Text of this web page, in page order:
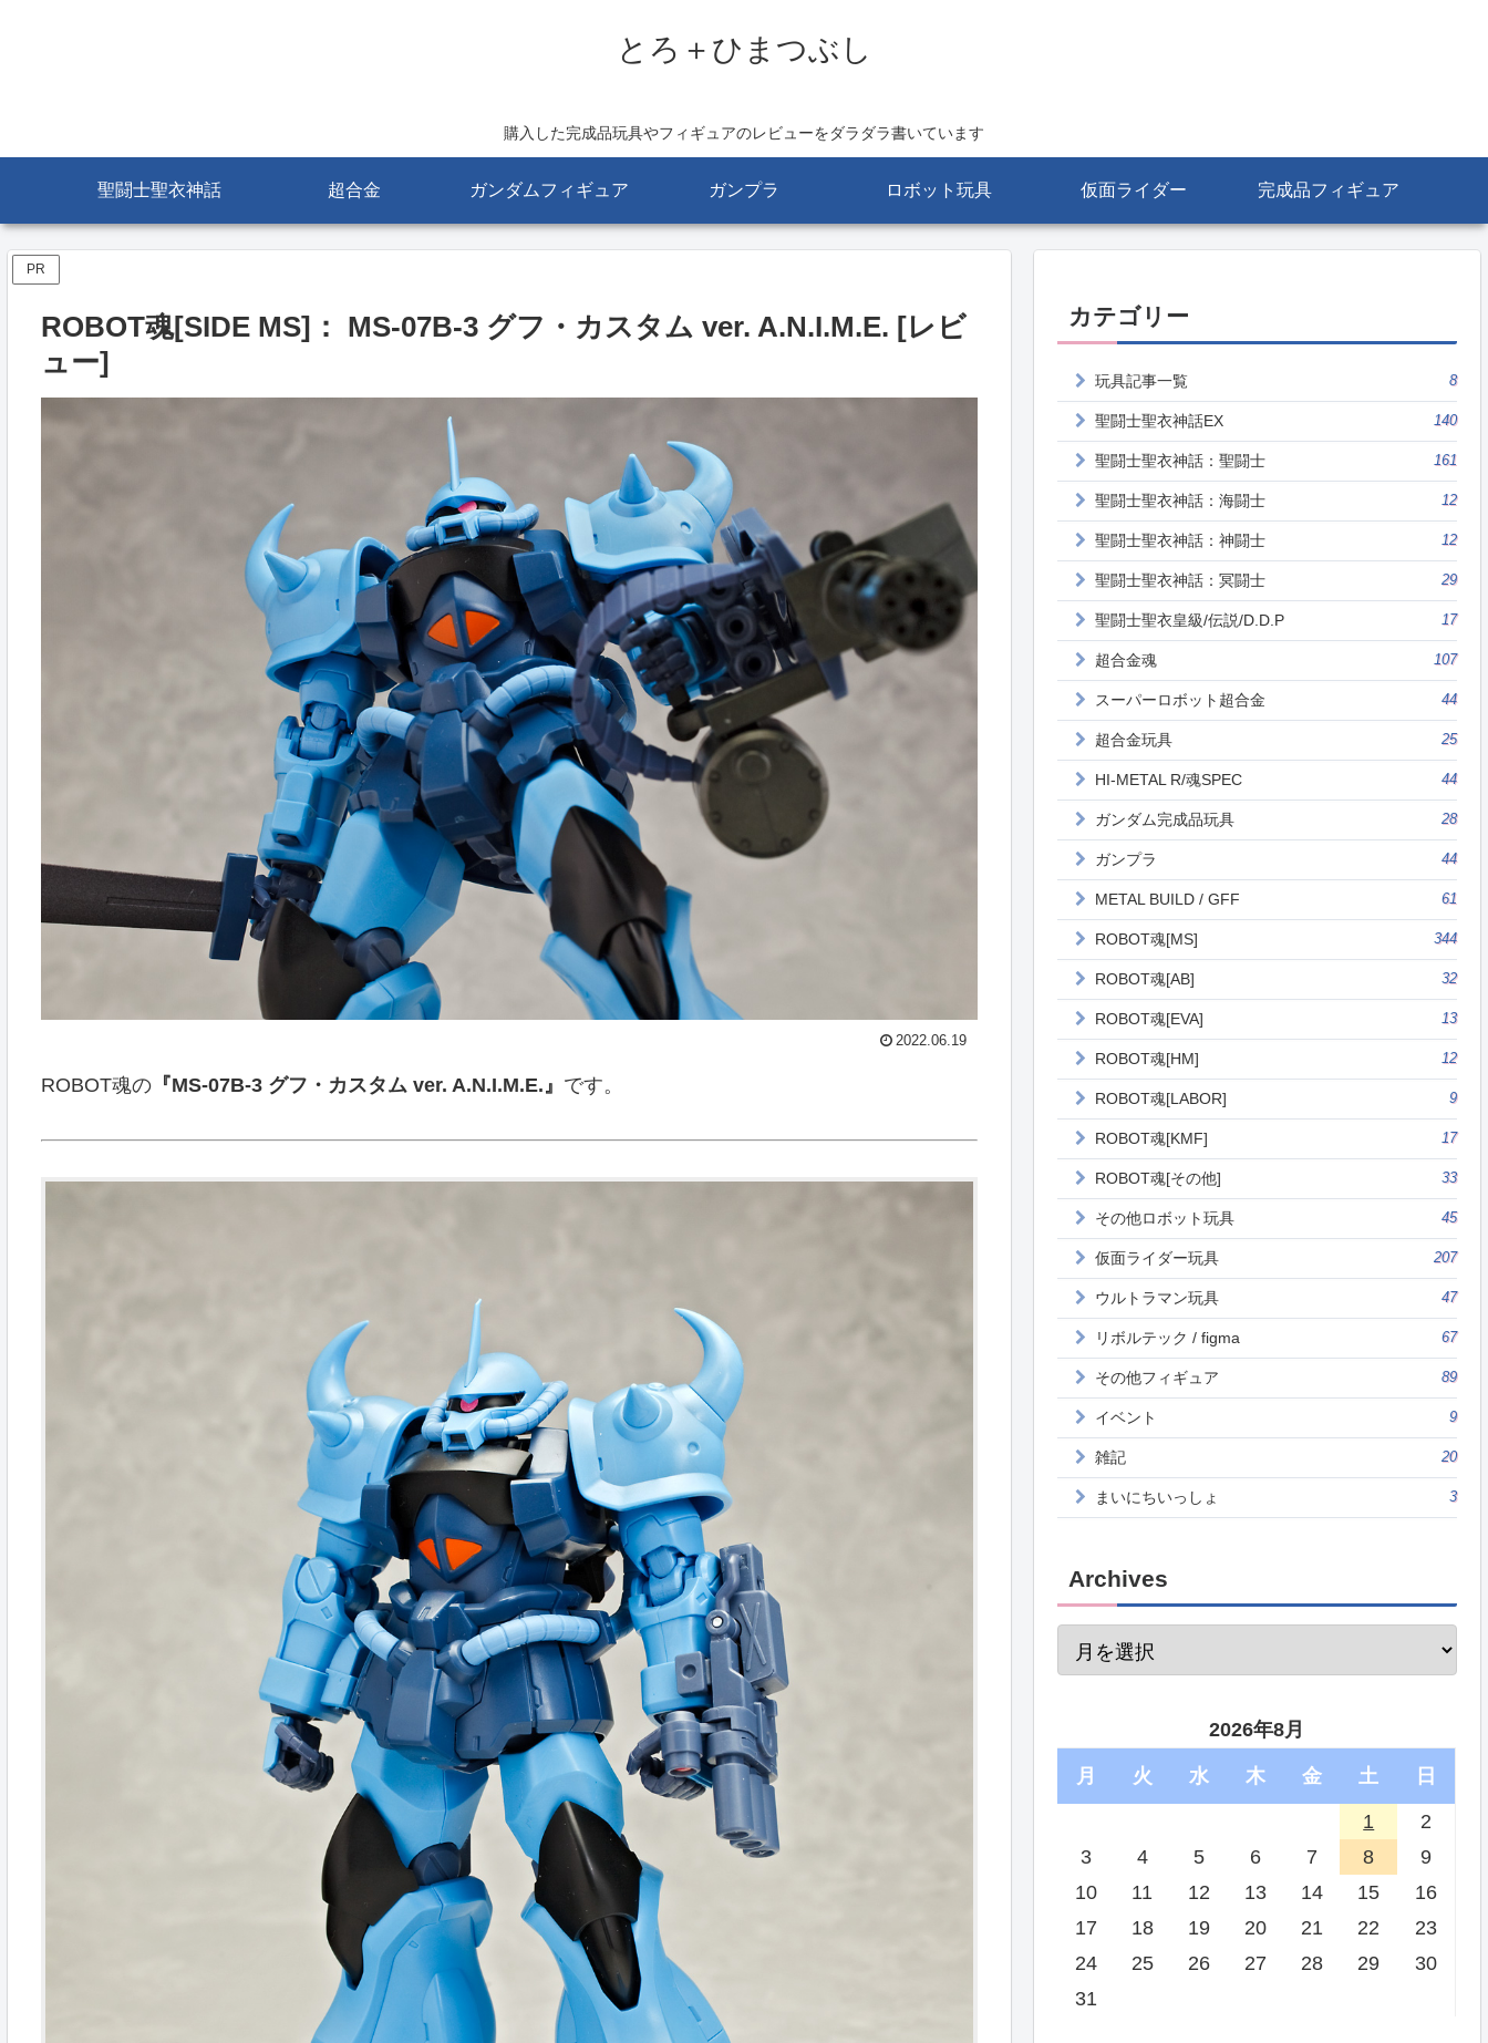
とろ＋ひまつぶし
購入した完成品玩具やフィギュアのレビューをダラダラ書いています
聖闘士聖衣神話 超合金 ガンダムフィギュア ガンプラ ロボット玩具 仮面ライダー 完成品フィギュア
PR
ROBOT魂[SIDE MS]： MS-07B-3 グフ・カスタム ver. A.N.I.M.E. [レビ
ュー]
2022.06.19
ROBOT魂の『MS-07B-3 グフ・カスタム ver. A.N.I.M.E.』 です。
カテゴリー
玩具記事一覧 8
聖闘士聖衣神話EX 140
聖闘士聖衣神話：聖闘士 161
聖闘士聖衣神話：海闘士 12
聖闘士聖衣神話：神闘士 12
聖闘士聖衣神話：冥闘士 29
聖闘士聖衣皇級/伝説/D.D.P 17
超合金魂 107
スーパーロボット超合金 44
超合金玩具 25
HI-METAL R/魂SPEC 44
ガンダム完成品玩具 28
ガンプラ 44
METAL BUILD / GFF 61
ROBOT魂[MS] 344
ROBOT魂[AB] 32
ROBOT魂[EVA] 13
ROBOT魂[HM] 12
ROBOT魂[LABOR] 9
ROBOT魂[KMF] 17
ROBOT魂[その他] 33
その他ロボット玩具 45
仮面ライダー玩具 207
ウルトラマン玩具 47
リボルテック / figma 67
その他フィギュア 89
イベント 9
雑記 20
まいにちいっしょ 3
Archives
2026年8月
月 火 水 木 金 土 日
1
2
3
4 5 6 7 8
9
10
11 12 13 14 15
16
17
18 19 20 21 22
23
24
25 26 27 28 29
30
31